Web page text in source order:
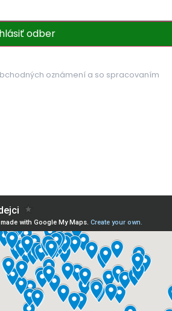
odber
oznámení a so spracovaním